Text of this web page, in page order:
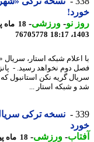
نو- ورزشی-
76705778
شبکه استار، سریال
دوم نخواهد رسید. -
گریه نکن استانبول که
شبکه استار ...
نسخه ترکی سریال
-ورزشی-